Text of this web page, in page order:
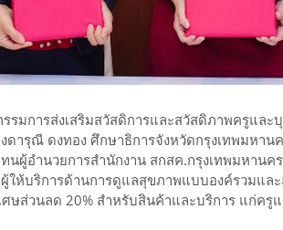
รมการส่งเสริมสวัสดิการและสวัสดิภาพครูและ
ดารุณี ดงทอง ศึกษาธิการจังหวัดกรุงเทพมหาน
นผู้อำนวยการสำนักงาน สกสค.กรุงเทพมหาน
ห้บริการด้านการดูแลสุขภาพแบบองค์รวมแล
ษส่วนลด 20% สำหรับสินค้าและบริการ แก่ครู